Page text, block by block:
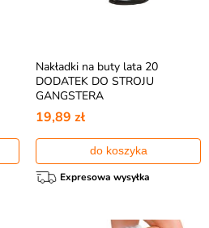
Nakładki na buty lata 20
DODATEK DO STROJU
GANGSTERA
19,89 zł
do koszyka
Expresowa wysyłka